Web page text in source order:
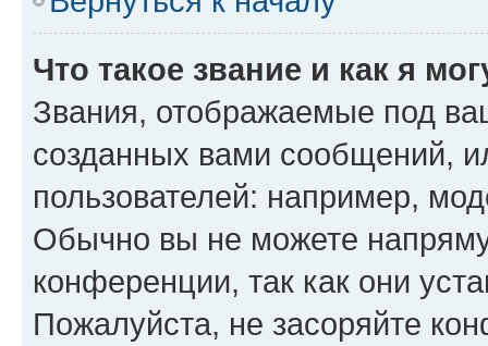
Что такое звание и как я
Звания, отображаемые под
созданных вами сообщений,
пользователей: например,
Обычно вы не можете
конференции, так как они
Пожалуйста, не засоряйте